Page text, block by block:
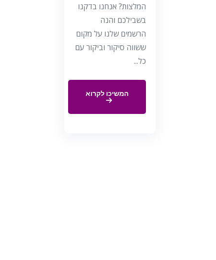
המלצות? אנחנו בדקנו
בשבילכם והנה
הרשמים שלנו על מקום
ששווה סיקור וביקור עם
כל...
המשיכו לקרוא